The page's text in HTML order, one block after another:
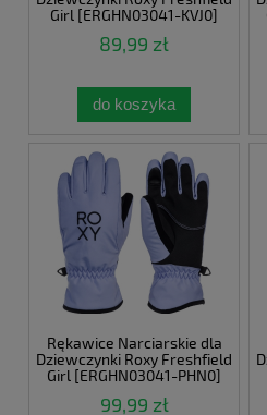
Girl [ERGHN03041-KVJ0]
89,99 zł
do koszyka
Rękawice Narciarskie dla
Dziewczynki Roxy Freshfield
Girl [ERGHN03041-PHN0]
99,99 zł